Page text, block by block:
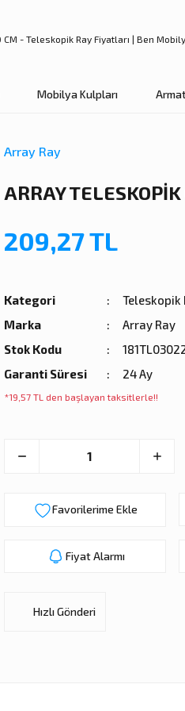
Mobilya Kulpları
Array Ray
ARRAY
209,27 TL
Kategori
Teleskopik
Marka
Array Ray
Stok Kodu
Garanti Süresi
24 Ay
*19,57 TL den başlayan taksitlerle!!
Fiyat Alarmı
Hızlı Gönderi